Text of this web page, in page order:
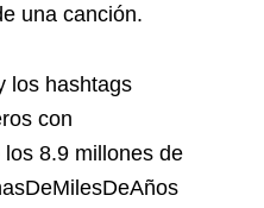
una canción.
los hashtags
con
8.9 millones de